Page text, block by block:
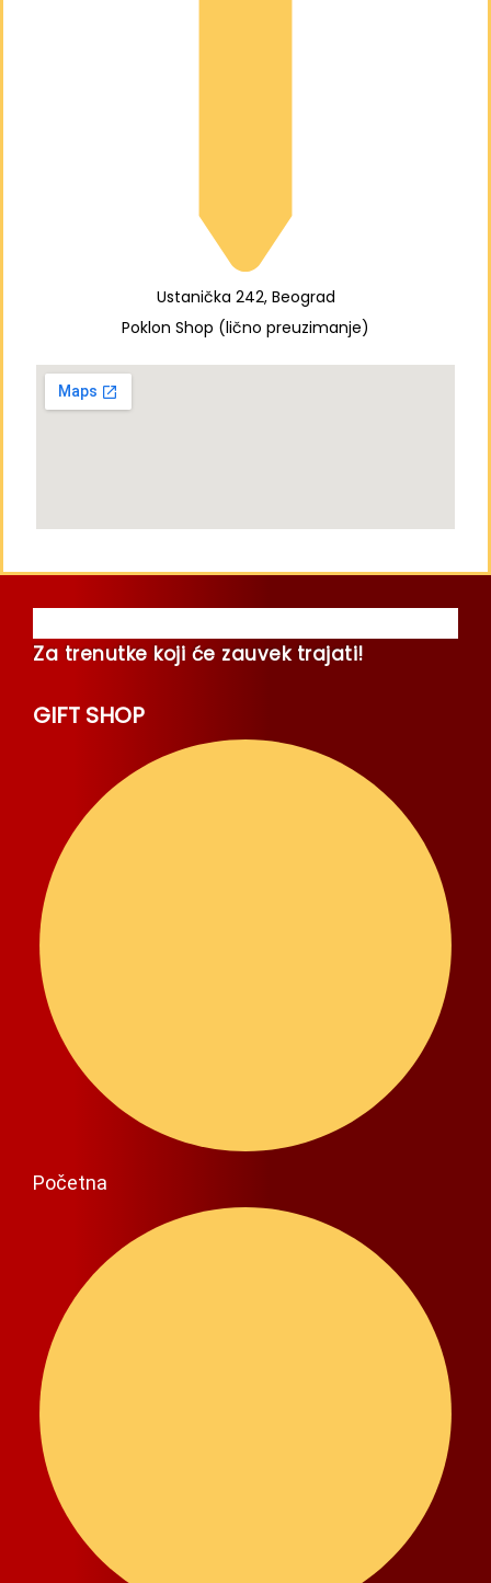
Ustanička 242, Beograd
Poklon Shop (lično preuzimanje)
Za trenutke koji će zauvek trajati!
GIFT SHOP
Početna